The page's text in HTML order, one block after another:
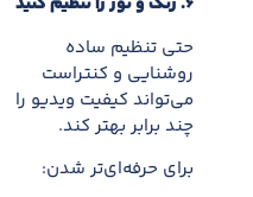
حتی تنظیم ساده
روشنایی و کنتراست
می‌تواند کیفیت ویدیو را
چند برابر بهتر کند.
برای حرفه‌ای‌تر شدن: